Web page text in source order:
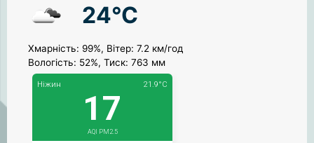
24°C
Хмарність: 99%, Вітер: 7.2 км/год
Вологість: 52%, Тиск: 763 мм